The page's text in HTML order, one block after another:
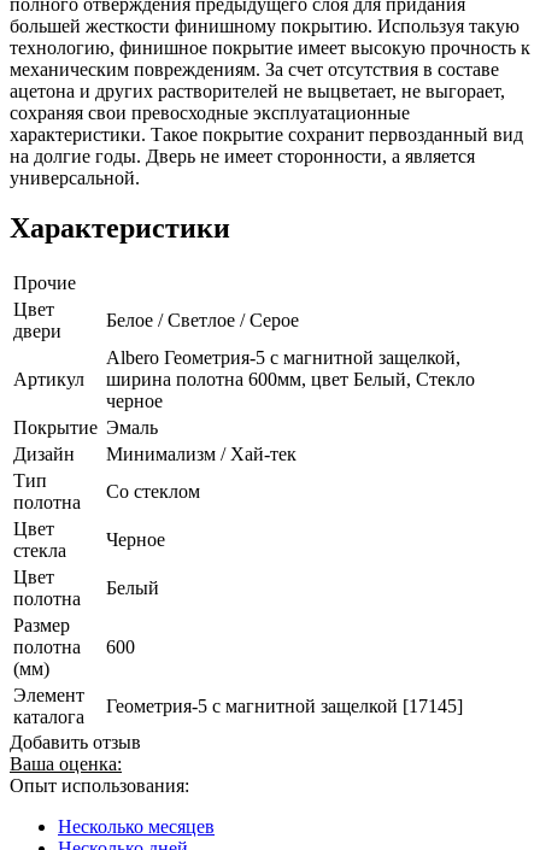
большей жесткости финишному покрытию. Используя такую
технологию, финишное покрытие имеет высокую прочность к
механическим повреждениям. За счет отсутствия в составе
ацетона и других растворителей не выцветает, не выгорает,
сохраняя свои превосходные эксплуатационные
характеристики. Такое покрытие сохранит первозданный вид
на долгие годы. Дверь не имеет сторонности, а является
универсальной.
Характеристики
Прочие
Цвет
двери
Белое / Светлое / Серое
Артикул
Albero Геометрия-5 с магнитной защелкой,
ширина полотна 600мм, цвет Белый, Стекло
черное
Покрытие Эмаль
Дизайн
Минимализм / Хай-тек
Тип
полотна
Со стеклом
Цвет
стекла
Черное
Цвет
полотна
Белый
Размер
полотна
(мм)
600
Элемент
каталога
Геометрия-5 с магнитной защелкой [17145]
Добавить отзыв
Ваша оценка:
Опыт использования:
Несколько месяцев